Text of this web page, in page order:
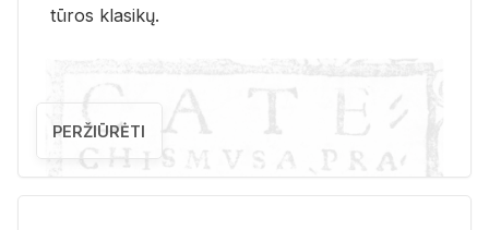
tū­ros kla­si­kų.
PERŽIŪRĖTI